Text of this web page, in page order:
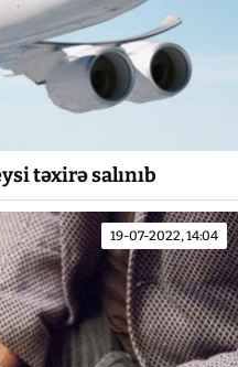
təxirə salınıb
19-07-2022, 14:04